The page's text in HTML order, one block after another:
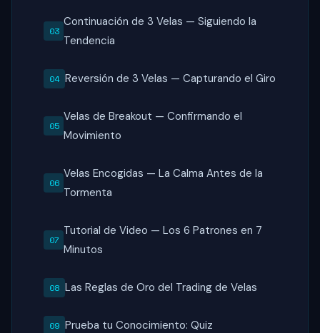
Continuación de 3 Velas — Siguiendo la
Tendencia
Reversión de 3 Velas — Capturando el Giro
Velas de Breakout — Confirmando el
Movimiento
Velas Encogidas — La Calma Antes de la
Tormenta
Tutorial de Video — Los 6 Patrones en 7
Minutos
Las Reglas de Oro del Trading de Velas
Prueba tu Conocimiento: Quiz